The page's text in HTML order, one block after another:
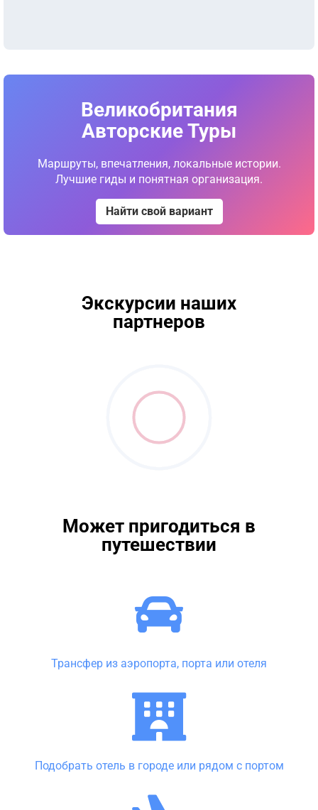
Великобритания
Авторские Туры
Маршруты, впечатления, локальные истории.
Лучшие гиды и понятная организация.
Найти свой вариант
Экскурсии наших
партнеров
Может пригодиться в
путешествии
Трансфер из аэропорта, порта или отеля
Подобрать отель в городе или рядом с портом